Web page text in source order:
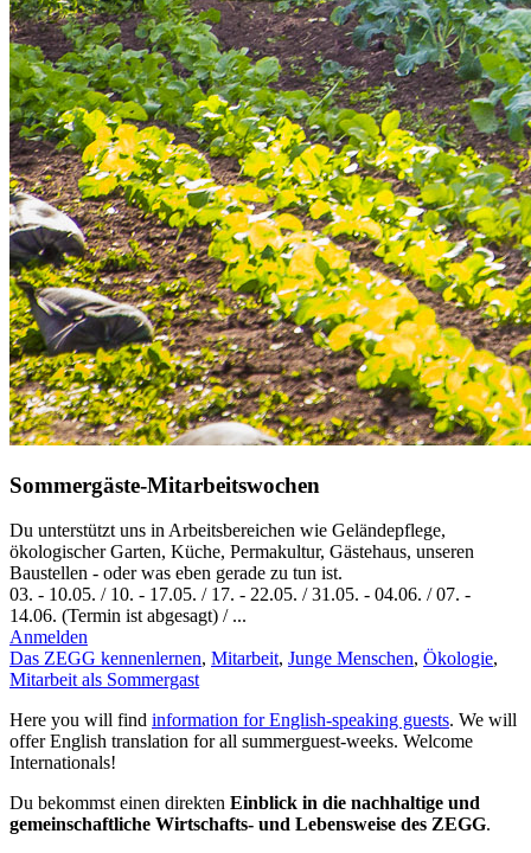
Sommergäste-Mitarbeitswochen
Du unterstützt uns in Arbeitsbereichen wie Geländepflege,
ökologischer Garten, Küche, Permakultur, Gästehaus, unseren
Baustellen - oder was eben gerade zu tun ist.
03. - 10.05. / 10. - 17.05. / 17. - 22.05. /31.05. - 04.06. /07. -
14.06. (Termin ist abgesagt) / ...
Anmelden
Das ZEGG kennenlernen, Mitarbeit, Junge Menschen, Ökologie,
Mitarbeit als Sommergast
Here you will find information for English-speaking guests. We will
offer English translation for all summerguest-weeks. Welcome
Internationals!
Du bekommst einen direkten Einblick in die nachhaltige und
gemeinschaftliche Wirtschafts- und Lebensweise des ZEGG.